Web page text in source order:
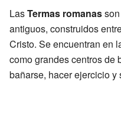
LasTermas romanas
antiguos, construidos
Cristo. Se encuentran en
como grandes centros de
bañarse, hacer ejercicio y